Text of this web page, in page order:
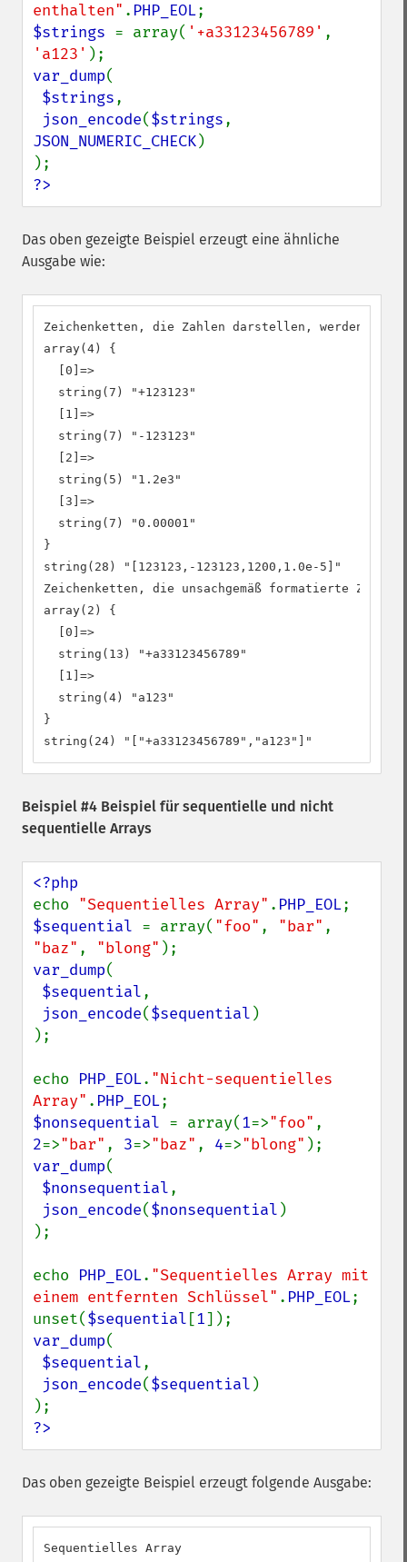
enthalten" . PHP_EOL
$strings = array( '+a33123456789'
'a123'
var_dump(
$strings,
json_encode($strings
JSON_NUMERIC_CHECK)
?>
Das oben gezeigte Beispiel erzeugt eine ähnliche
Ausgabe wie:
Zeichenketten, die Zahlen darstellen, werden
array(4) {
  [0]=>
  string(7) "+123123"
  [1]=>
  string(7) "-123123"
  [2]=>
  string(5) "1.2e3"
  [3]=>
  string(7) "0.00001"
}
string(28) "[123123,-123123,1200,1.0e-5]"
Zeichenketten, die unsachgemäß formatierte
array(2) {
  [0]=>
  string(13) "+a33123456789"
  [1]=>
  string(4) "a123"
}
string(24) "["+a33123456789","a123"]"
Beispiel #4 Beispiel für sequentielle und nicht
sequentielle Arrays
echo "Sequentielles Array" . PHP_EOL
$sequential = array( "foo" , "bar"
"baz" , "blong"
var_dump(
$sequential,
json_encode($sequential )
);
echo PHP_EOL. "Nicht-sequentielles
Array" . PHP_EOL
$nonsequential = array(1=>"foo"
2=>"bar" , 3=>"baz" , 4=>"blong"
var_dump(
$nonsequential,
json_encode($nonsequential )
);
echo PHP_EOL. "Sequentielles Array mit
einem entfernten Schlüssel" . PHP_EOL;
unset($sequential [1
var_dump(
$sequential,
json_encode($sequential )
?>
Das oben gezeigte Beispiel erzeugt folgende Ausgabe:
Sequentielles Array